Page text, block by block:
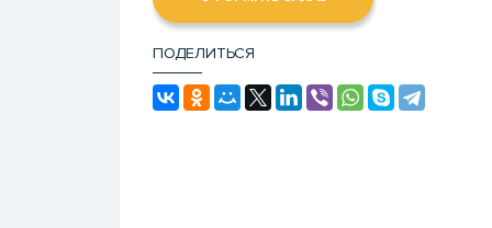
ПОДЕЛИТЬСЯ